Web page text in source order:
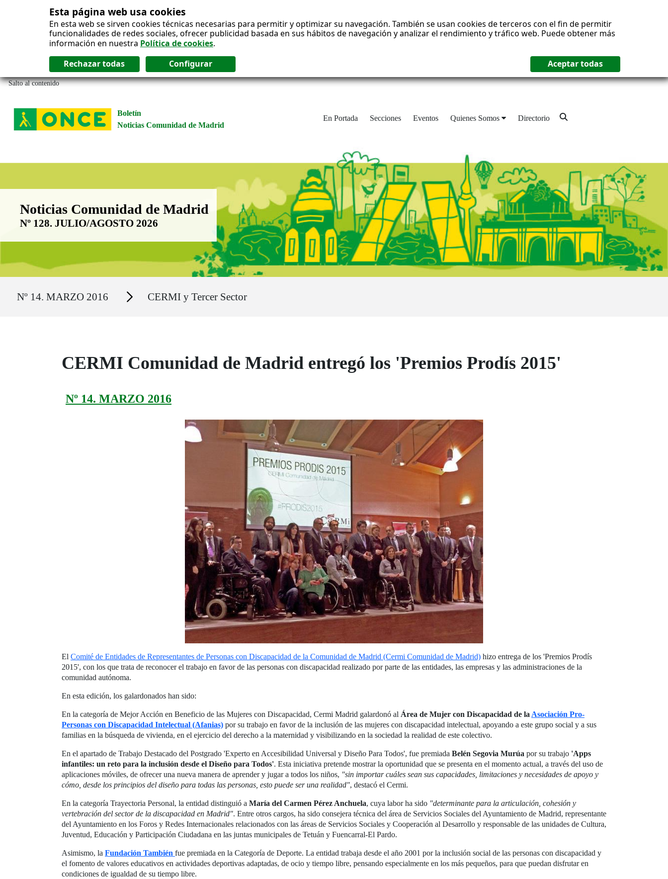
Esta página web usa cookies
En esta web se sirven cookies técnicas necesarias para permitir y optimizar su navegación. También se usan cookies de terceros con el fin de permitir
funcionalidades de redes sociales, ofrecer publicidad basada en sus hábitos de navegación y analizar el rendimiento y tráfico web. Puede obtener más
información en nuestra Política de cookies.
Salto al contenido
Boletín
Noticias Comunidad de Madrid
En Portada Secciones Eventos Quienes Somos Directorio
Boletín Noticias Comunidad de Madrid
Noticias Comunidad de Madrid
Nº 128. JULIO/AGOSTO 2026
Nº 14. MARZO 2016 Secciones CERMI y Tercer Sector
CERMI Comunidad de Madrid entregó los 'Premios Prodís 2015'
Nº 14. MARZO 2016
El Comité de Entidades de Representantes de Personas con Discapacidad de la Comunidad de Madrid (Cermi Comunidad de Madrid) hizo entrega de los 'Premios Prodís
2015', con los que trata de reconocer el trabajo en favor de las personas con discapacidad realizado por parte de las entidades, las empresas y las administraciones de la
comunidad autónoma.
En esta edición, los galardonados han sido:
En la categoría de Mejor Acción en Beneficio de las Mujeres con Discapacidad, Cermi Madrid galardonó al Área de Mujer con Discapacidad de la Asociación Pro-
Personas con Discapacidad Intelectual (Afanias) por su trabajo en favor de la inclusión de las mujeres con discapacidad intelectual, apoyando a este grupo social y a sus
familias en la búsqueda de vivienda, en el ejercicio del derecho a la maternidad y visibilizando en la sociedad la realidad de este colectivo.
En el apartado de Trabajo Destacado del Postgrado 'Experto en Accesibilidad Universal y Diseño Para Todos', fue premiada Belén Segovia Murúa por su trabajo 'Apps
infantiles: un reto para la inclusión desde el Diseño para Todos'. Esta iniciativa pretende mostrar la oportunidad que se presenta en el momento actual, a través del uso de
aplicaciones móviles, de ofrecer una nueva manera de aprender y jugar a todos los niños, "sin importar cuáles sean sus capacidades, limitaciones y necesidades de apoyo y
cómo, desde los principios del diseño para todas las personas, esto puede ser una realidad", destacó el Cermi.
En la categoría Trayectoria Personal, la entidad distinguió a María del Carmen Pérez Anchuela, cuya labor ha sido "determinante para la articulación, cohesión y
vertebración del sector de la discapacidad en Madrid". Entre otros cargos, ha sido consejera técnica del área de Servicios Sociales del Ayuntamiento de Madrid, representante
del Ayuntamiento en los Foros y Redes Internacionales relacionados con las áreas de Servicios Sociales y Cooperación al Desarrollo y responsable de las unidades de Cultura,
Juventud, Educación y Participación Ciudadana en las juntas municipales de Tetuán y Fuencarral-El Pardo.
Asimismo, la Fundación También fue premiada en la Categoría de Deporte. La entidad trabaja desde el año 2001 por la inclusión social de las personas con discapacidad y
el fomento de valores educativos en actividades deportivas adaptadas, de ocio y tiempo libre, pensando especialmente en los más pequeños, para que puedan disfrutar en
condiciones de igualdad de su tiempo libre.